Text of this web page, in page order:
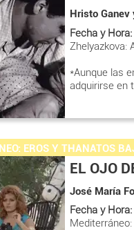
Hristo
Fecha y Hora:
Zhelyazkova:
*Aunque las
adquirirse en
EROS Y THANATOS
EL OJO
José María
Fecha y Hora: